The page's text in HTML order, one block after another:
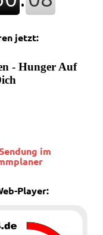
jetzt:
im
Player: